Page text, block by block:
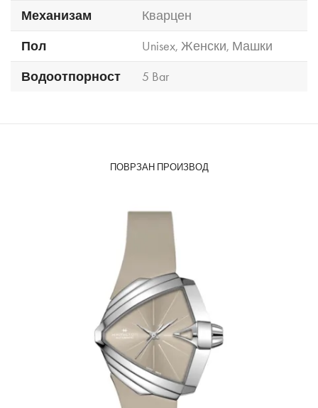
Механизам
Кварцен
Пол
Unisex, Женски, Машки
Водоотпорност
5 Bar
ПОВРЗАН ПРОИЗВОД